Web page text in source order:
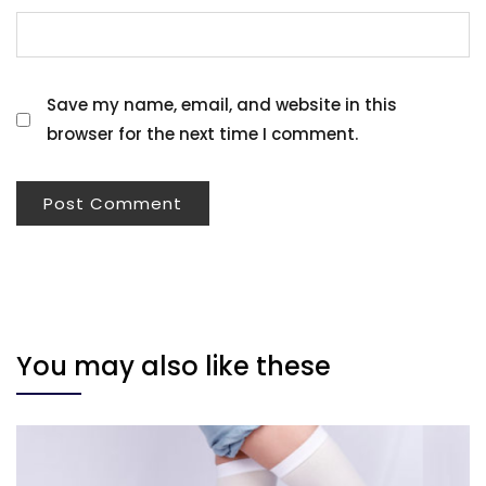
Save my name, email, and website in this
browser for the next time I comment.
You may also like these